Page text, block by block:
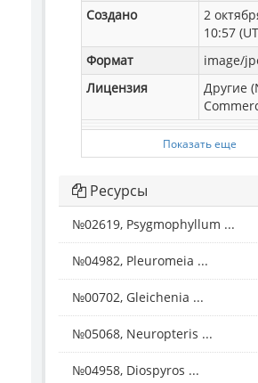
Создано
2
10:57
Формат
image/
Лицензия
Другие
Показать еще
Ресурсы
№02619, Psygmophyllum ...
№04982, Pleuromeia ...
№00702, Gleichenia ...
№05068, Neuropteris ...
№04958, Diospyros ...